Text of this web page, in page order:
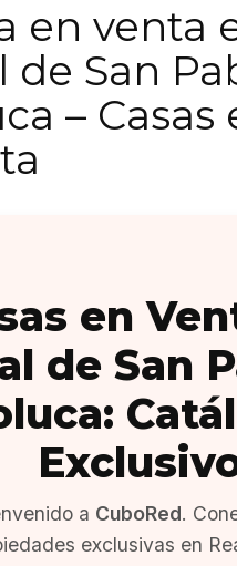
en venta
de San
– Casas
en
de San
a CuboRed.
exclusivas en